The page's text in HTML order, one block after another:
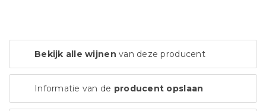
Bekijk alle wijnen van deze producent
Informatie van de producent opslaan